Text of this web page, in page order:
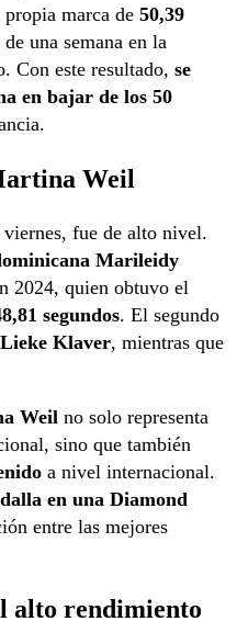
marca de 50,39
una semana en la
Con este resultado, se
en bajar de los 50
Weil
fue de alto nivel.
Marileidy
2024, quien obtuvo el
segundos. El segundo
Lieke Klaver, mientras que
Weil no solo representa
sino que también
a nivel internacional.
en una Diamond
entre las mejores
alto rendimiento